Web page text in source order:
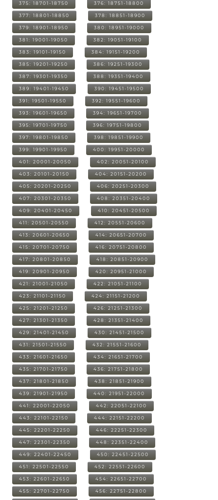
375: 18701-18750 376: 18751-18800
377: 18801-18850 378: 18851-18900
379: 18901-18950 380: 18951-19000
381: 19001-19050 382: 19051-19100
383: 19101-19150 384: 19151-19200
385: 19201-19250 386: 19251-19300
387: 19301-19350 388: 19351-19400
389: 19401-19450 390: 19451-19500
391: 19501-19550 392: 19551-19600
393: 19601-19650 394: 19651-19700
395: 19701-19750 396: 19751-19800
397: 19801-19850 398: 19851-19900
399: 19901-19950 400: 19951-20000
401: 20001-20050 402: 20051-20100
403: 20101-20150 404: 20151-20200
405: 20201-20250 406: 20251-20300
407: 20301-20350 408: 20351-20400
409: 20401-20450 410: 20451-20500
411: 20501-20550 412: 20551-20600
413: 20601-20650 414: 20651-20700
415: 20701-20750 416: 20751-20800
417: 20801-20850 418: 20851-20900
419: 20901-20950 420: 20951-21000
421: 21001-21050 422: 21051-21100
423: 21101-21150 424: 21151-21200
425: 21201-21250 426: 21251-21300
427: 21301-21350 428: 21351-21400
429: 21401-21450 430: 21451-21500
431: 21501-21550 432: 21551-21600
433: 21601-21650 434: 21651-21700
435: 21701-21750 436: 21751-21800
437: 21801-21850 438: 21851-21900
439: 21901-21950 440: 21951-22000
441: 22001-22050 442: 22051-22100
443: 22101-22150 444: 22151-22200
445: 22201-22250 446: 22251-22300
447: 22301-22350 448: 22351-22400
449: 22401-22450 450: 22451-22500
451: 22501-22550 452: 22551-22600
453: 22601-22650 454: 22651-22700
455: 22701-22750 456: 22751-22800